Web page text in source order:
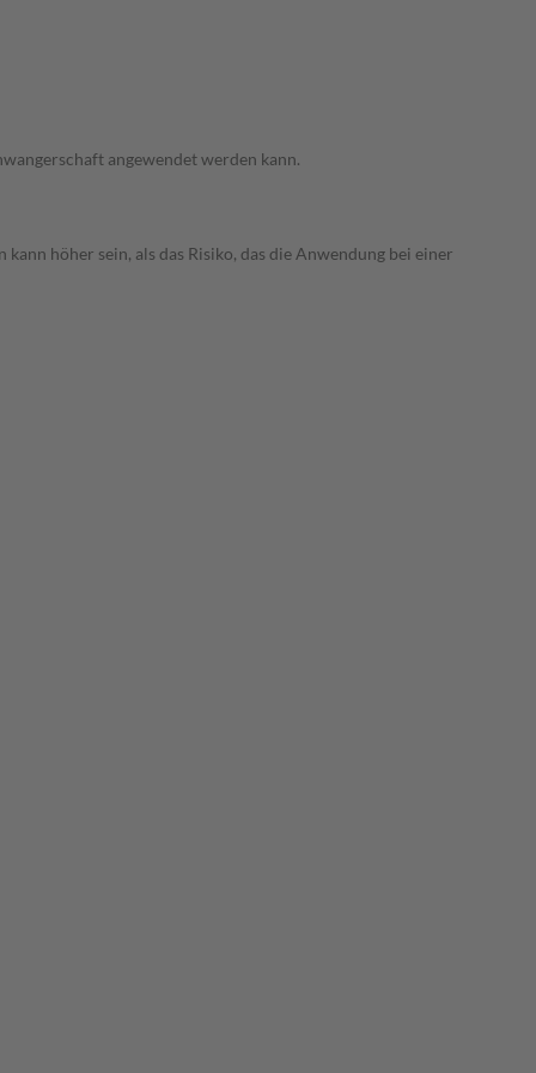
angewendet werden kann.
höher sein, als das Risiko, das die Anwendung bei einer